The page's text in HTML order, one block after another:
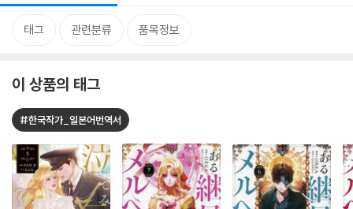
태그 관련분류 품목정보
이 상품의 태그
#한국작가_일본어번역서